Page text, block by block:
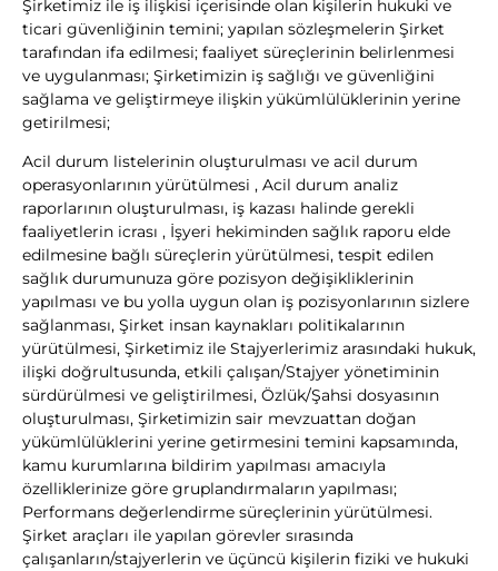
Şirketimiz ile iş ilişkisi içerisinde olan kişilerin hukuki ve
ticari güvenliğinin temini; yapılan sözleşmelerin Şirket
tarafından ifa edilmesi; faaliyet süreçlerinin belirlenmesi
ve uygulanması; Şirketimizin iş sağlığı ve güvenliğini
sağlama ve geliştirmeye ilişkin yükümlülüklerinin yerine
getirilmesi;
Acil durum listelerinin oluşturulması ve acil durum
operasyonlarının yürütülmesi , Acil durum analiz
raporlarının oluşturulması, iş kazası halinde gerekli
faaliyetlerin icrası , İşyeri hekiminden sağlık raporu elde
edilmesine bağlı süreçlerin yürütülmesi, tespit edilen
sağlık durumunuza göre pozisyon değişikliklerinin
yapılması ve bu yolla uygun olan iş pozisyonlarının sizlere
sağlanması, Şirket insan kaynakları politikalarının
yürütülmesi, Şirketimiz ile Stajyerlerimiz arasındaki hukuk,
ilişki doğrultusunda, etkili çalışan/Stajyer yönetiminin
sürdürülmesi ve geliştirilmesi, Özlük/Şahsi dosyasının
oluşturulması, Şirketimizin sair mevzuattan doğan
yükümlülüklerini yerine getirmesini temini kapsamında,
kamu kurumlarına bildirim yapılması amacıyla
özelliklerinize göre gruplandırmaların yapılması;
Performans değerlendirme süreçlerinin yürütülmesi.
Şirket araçları ile yapılan görevler sırasında
çalışanların/stajyerlerin ve üçüncü kişilerin fiziki ve hukuki